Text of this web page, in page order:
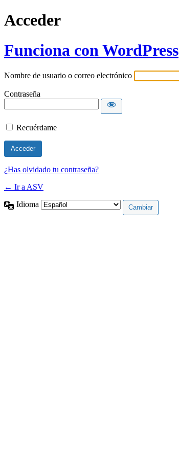
Acceder
Funciona con WordPress
Nombre de usuario o correo electrónico
Contraseña
Recuérdame
¿Has olvidado tu contraseña?
← Ir a ASV
Idioma